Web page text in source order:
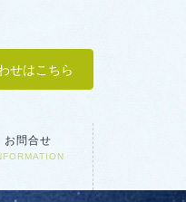
せはこちら
お問合せ